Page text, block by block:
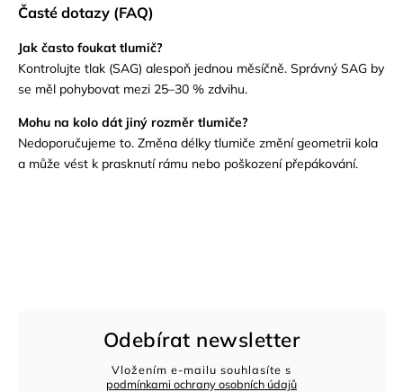
Časté dotazy (FAQ)
Jak často foukat tlumič?
Kontrolujte tlak (SAG) alespoň jednou měsíčně. Správný SAG by
se měl pohybovat mezi 25–30 % zdvihu.
Mohu na kolo dát jiný rozměr tlumiče?
Nedoporučujeme to. Změna délky tlumiče změní geometrii kola
a může vést k prasknutí rámu nebo poškození přepákování.
Odebírat newsletter
Vložením e-mailu souhlasíte s
podmínkami ochrany osobních údajů